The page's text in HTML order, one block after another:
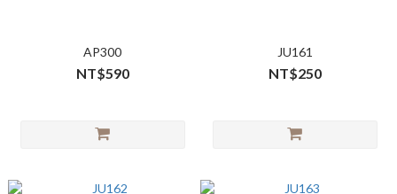
AP300
NT$590
JU161
NT$250